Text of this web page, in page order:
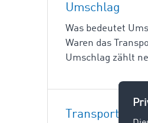
Umschlag
Was bedeutet
Waren das
Umschlag zählt
Transport